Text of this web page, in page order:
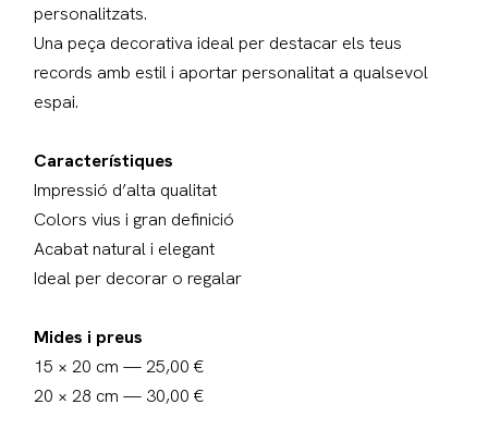
personalitzats.
Una peça decorativa ideal per destacar els teus
records amb estil i aportar personalitat a qualsevol
espai.
Característiques
Impressió d’alta qualitat
Colors vius i gran definició
Acabat natural i elegant
Ideal per decorar o regalar
Mides i preus
15 × 20 cm — 25,00 €
20 × 28 cm — 30,00 €